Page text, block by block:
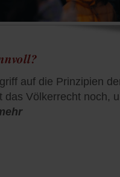
auf die Prinzipien
das Völkerrecht noch,